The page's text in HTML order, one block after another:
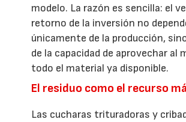
modelo. La razón es sencilla: el
retorno de la inversión no
únicamente de la producción,
de la capacidad de aprovechar al
todo el material ya disponible.
El residuo como el recurso
Las cucharas trituradoras y